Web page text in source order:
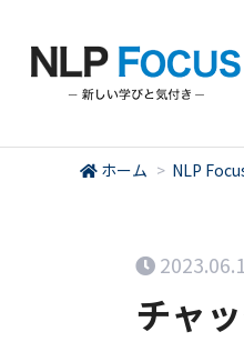
ホーム > NLP
チャ